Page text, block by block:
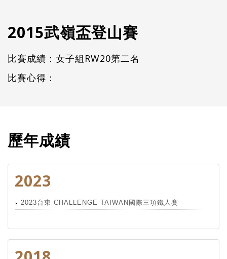
2015武嶺盃登山賽
比賽成績：女子組RW20第二名
比賽心得：
歷年成績
2023
2023台東 CHALLENGE TAIWAN國際三項鐵人賽